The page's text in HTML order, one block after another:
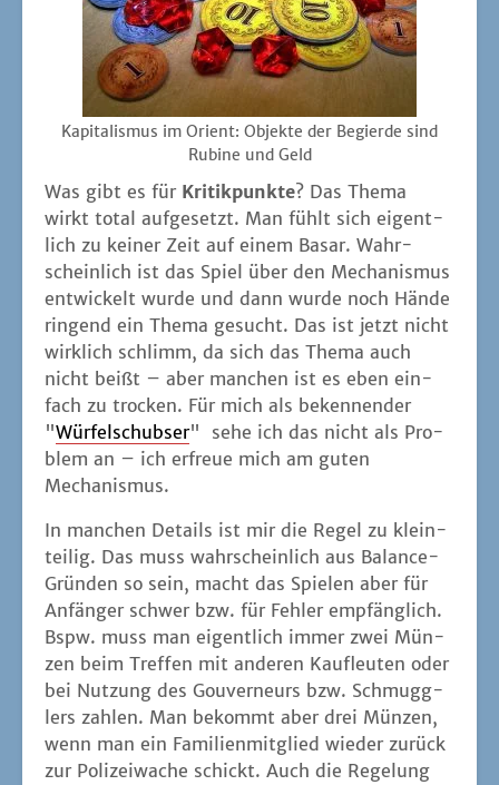
Kapi­ta­lis­mus im Ori­ent: Objek­te der Begier­de sind
Rubi­ne und Geld
Was gibt es für Kri­tik­punk­te? Das The­ma
wirkt total auf­ge­setzt. Man fühlt sich eigent­
lich zu kei­ner Zeit auf einem Basar. Wahr­
schein­lich ist das Spiel über den Mecha­nis­mus
ent­wi­ckelt wur­de und dann wur­de noch Hän­de
rin­gend ein The­ma gesucht. Das ist jetzt nicht
wirk­lich schlimm, da sich das The­ma auch
nicht beißt – aber man­chen ist es eben ein­
fach zu tro­cken. Für mich als beken­nen­der
"Wür­fel­schub­ser" sehe ich das nicht als Pro­
blem an – ich erfreue mich am guten
Mechanismus.
In man­chen Details ist mir die Regel zu klein­
tei­lig. Das muss wahr­schein­lich aus Balan­ce-
Grün­den so sein, macht das Spie­len aber für
Anfän­ger schwer bzw. für Feh­ler emp­fäng­lich.
Bspw. muss man eigent­lich immer zwei Mün­
zen beim Tref­fen mit ande­ren Kauf­leu­ten oder
bei Nut­zung des Gou­ver­neurs bzw. Schmugg­
lers zah­len. Man bekommt aber drei Mün­zen,
wenn man ein Fami­li­en­mit­glied wie­der zurück
zur Poli­zei­wa­che schickt. Auch die Rege­lung